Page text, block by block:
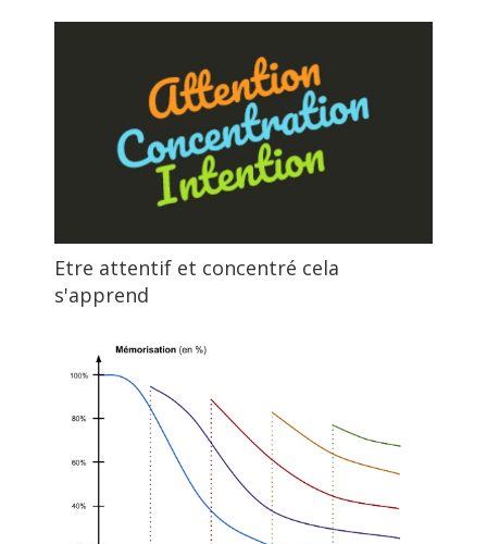
Etre attentif et concentré cela
s'apprend